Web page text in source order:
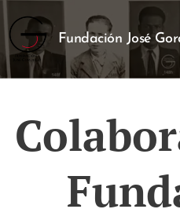
Fundación José